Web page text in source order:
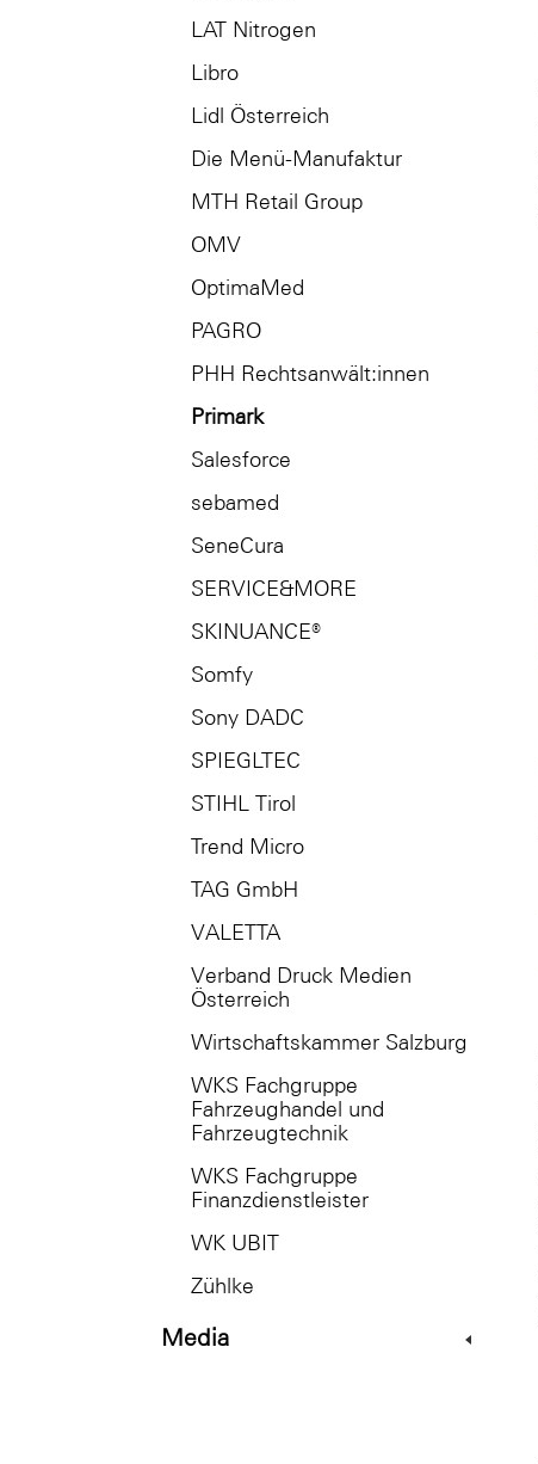
LAT Nitrogen
Libro
Lidl Österreich
Die Menü-Manufaktur
MTH Retail Group
OMV
OptimaMed
PAGRO
PHH Rechtsanwält:innen
Primark
Salesforce
sebamed
SeneCura
SERVICE&MORE
SKINUANCE®
Somfy
Sony DADC
SPIEGLTEC
STIHL Tirol
Trend Micro
TAG GmbH
VALETTA
Verband Druck Medien
Österreich
Wirtschaftskammer Salzburg
WKS Fachgruppe
Fahrzeughandel und
Fahrzeugtechnik
WKS Fachgruppe
Finanzdienstleister
WK UBIT
Zühlke
Media